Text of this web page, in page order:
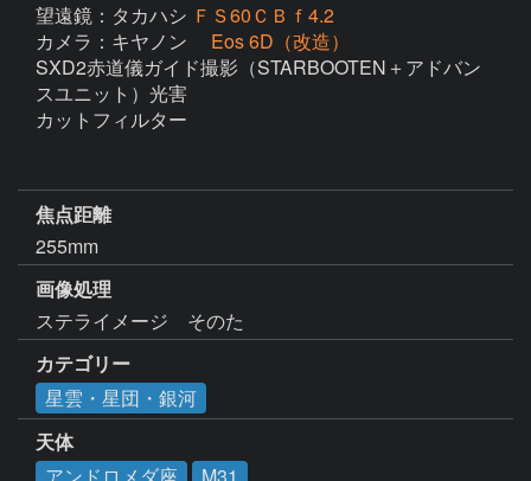
望遠鏡：タカハシ ＦＳ60ＣＢｆ4.2
カメラ：キヤノン
Eos 6D（改造）
SXD2赤道儀ガイド撮影（STARBOOTEN＋アドバン
スユニット）光害
カットフィルター
焦点距離
255mm
画像処理
ステライメージ　そのた
カテゴリー
星雲・星団・銀河
天体